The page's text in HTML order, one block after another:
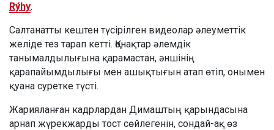
Rýhy.
Салтанатты кештен түсірілген видеолар әлеуметтік
желіде тез тарап кетті. Қонақтар әлемдік
танымалдылығына қарамастан, әншінің
қарапайымдылығы мен ашықтығын атап өтіп, онымен
қуана суретке түсті.
Жарияланған кадрлардан Димаштың қарындасына
арнап жүрекжарды тост сөйлегенін, сондай-ақ өз